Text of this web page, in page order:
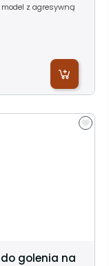
model z agresywną
do golenia na